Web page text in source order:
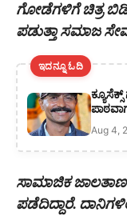
ಗೋಡೆಗಳಿಗೆ ಚಿತ್ರ
ಪಡುತ್ತಾ ಸಮಾಜ
ಇದನ್ನೂ ಓದಿ
Aug 4,
ಸಾಮಾಜಿಕ
ಪಡೆದಿದ್ದಾರೆ.